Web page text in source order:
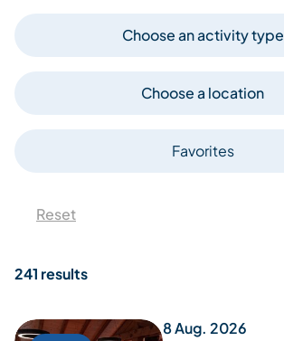
Choose an activity type
Choose a location
Favorites
Reset
241 results
8 Aug. 2026